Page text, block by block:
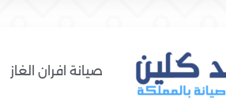
صيانة افران الغاز